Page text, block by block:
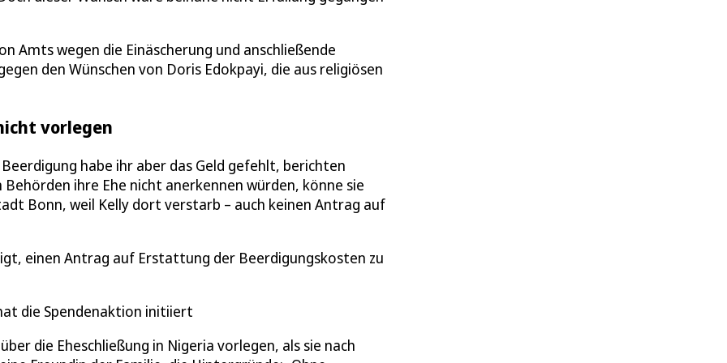
Amts wegen die Einäscherung und anschließende
den Wünschen von Doris Edokpayi, die aus religiösen
vorlegen
habe ihr aber das Geld gefehlt, berichten
ihre Ehe nicht anerkennen würden, könne sie
Bonn, weil Kelly dort verstarb – auch keinen Antrag auf
einen Antrag auf Erstattung der Beerdigungskosten zu
die Spendenaktion initiiert
die Eheschließung in Nigeria vorlegen, als sie nach